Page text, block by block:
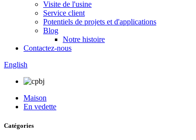
Visite de l'usine
Service client
Potentiels de projets et d'applications
Blog
Notre histoire
Contactez-nous
English
Maison
En vedette
Catégories